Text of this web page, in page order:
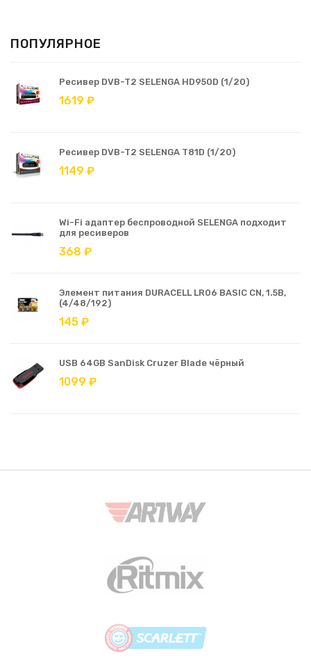
ПОПУЛЯРНОЕ
Ресивер DVB-T2 SELENGA HD950D (1/20)
1619 ₽
Ресивер DVB-T2 SELENGA T81D (1/20)
1149 ₽
Wi-Fi адаптер беспроводной SELENGA подходит
для ресиверов
368 ₽
Элемент питания DURACELL LR06 BASIC CN, 1.5В,
(4/48/192)
145 ₽
USB 64GB SanDisk Cruzer Blade чёрный
1099 ₽